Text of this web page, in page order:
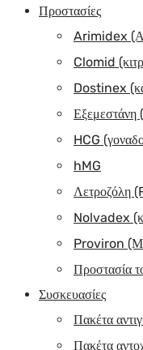
Προστασίες
Arimidex
Clomid
Dostinex
HCG
hMG
Λετροζόλη
Nolvadex
Proviron
Προστασία
Συσκευασίες
Πακέτα
Πακέτα